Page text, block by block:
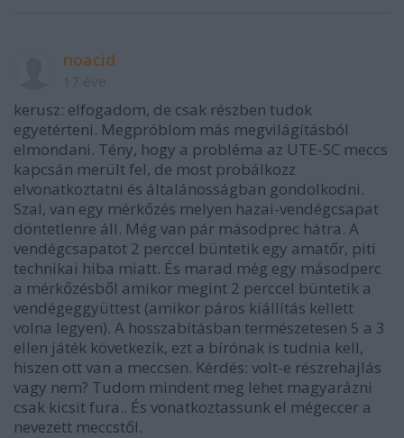
noacid
kerusz: elfogadom, de csak részben tudok
egyetérteni. Megpróblom más megvilágításból
elmondani. Tény, hogy a probléma az UTE-SC meccs
kapcsán merült fel, de most probálkozz
elvonatkoztatni és általánosságban gondolkodni.
Szal, van egy mérkőzés melyen hazai-vendégcsapat
döntetlenre áll. Még van pár másodprec hátra. A
vendégcsapatot 2 perccel büntetik egy amatőr, piti
technikai hiba miatt. És marad még egy másodperc
a mérkőzésből amikor megint 2 perccel büntetik a
vendégeggyüttest (amikor páros kiállítás kellett
volna legyen). A hosszabításban természetesen 5 a 3
ellen játék következik, ezt a bírónak is tudnia kell,
hiszen ott van a meccsen. Kérdés: volt-e részrehajlás
vagy nem? Tudom mindent meg lehet magyarázni
csak kicsit fura.. És vonatkoztassunk el mégeccer a
nevezett meccstől.